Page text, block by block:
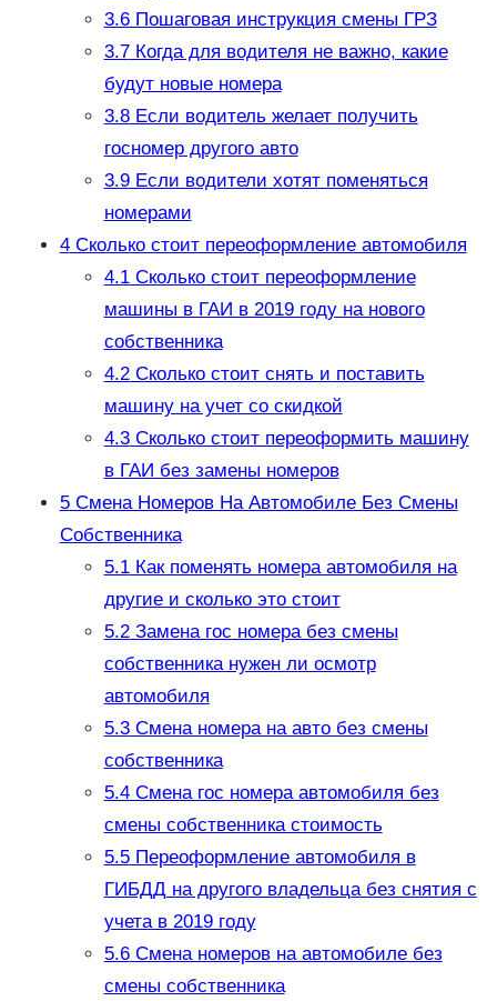
3.6Пошаговая инструкция смены ГРЗ
3.7Когда для водителя не важно, какие
будут новые номера
3.8Если водитель желает получить
госномер другого авто
3.9Если водители хотят поменяться
номерами
4Сколько стоит переоформление автомобиля
4.1Сколько стоит переоформление
машины в ГАИ в 2019 году на нового
собственника
4.2Сколько стоит снять и поставить
машину на учет со скидкой
4.3Сколько стоит переоформить машину
в ГАИ без замены номеров
5Смена Номеров На Автомобиле Без Смены
Собственника
5.1Как поменять номера автомобиля на
другие и сколько это стоит
5.2Замена гос номера без смены
собственника нужен ли осмотр
автомобиля
5.3Смена номера на авто без смены
собственника
5.4Смена гос номера автомобиля без
смены собственника стоимость
5.5Переоформление автомобиля в
ГИБДД на другого владельца без снятия с
учета в 2019 году
5.6Смена номеров на автомобиле без
смены собственника